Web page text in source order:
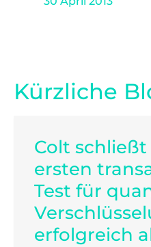
Kürzliche
Colt
ersten
Test für
erfolgreich